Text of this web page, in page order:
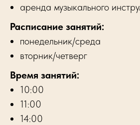
аренда музыкального
Расписание занятий:
понедельник/среда
вторник/четверг
Время занятий:
10:00
11:00
14:00